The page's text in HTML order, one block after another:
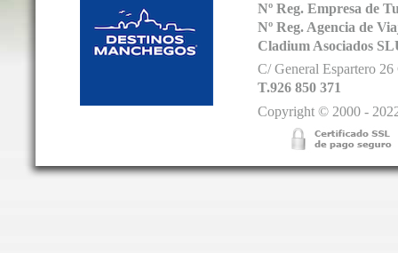
Nº Reg. Empresa de
Nº Reg. Agencia de
Cladium Asociados
C/ General Espartero
T.926 850 371
Copyright © 2000 -